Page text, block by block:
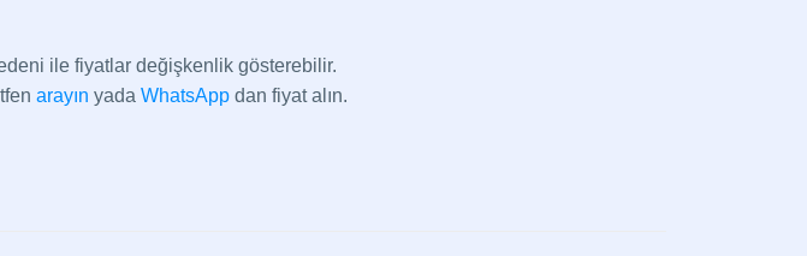
ile fiyatlar değişkenlik gösterebilir.
arayın yada WhatsApp dan fiyat alın.